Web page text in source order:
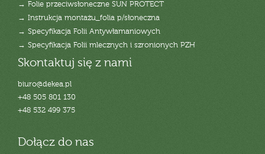
→ Folie przeciwsłoneczne SUN PROTECT
→ Instrukcja montażu_folia p/słoneczna
→ Specyfikacja Folii Antywłamaniowych
→ Specyfikacja Folii mlecznych i szronionych PZH
Skontaktuj się z nami
biuro@dekea.pl
+48 505 801 130
+48 532 499 375
Dołącz do nas